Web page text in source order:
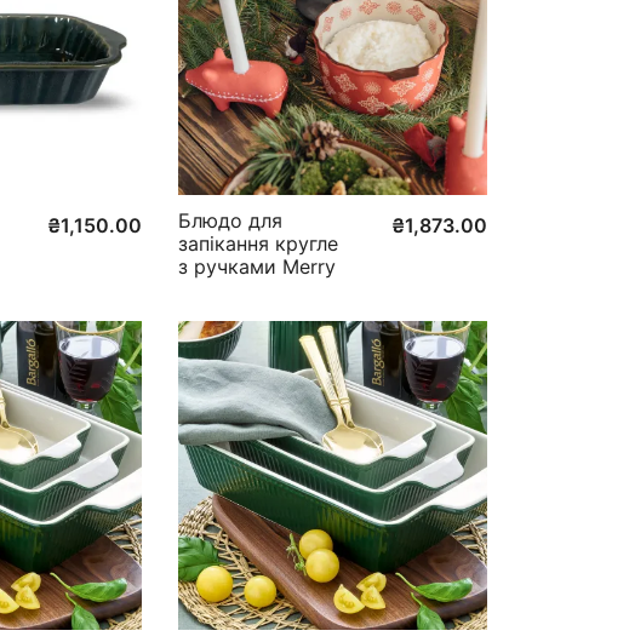
₴1,150.00
Блюдо для
запікання кругле
з ручками Merry
₴1,873.00